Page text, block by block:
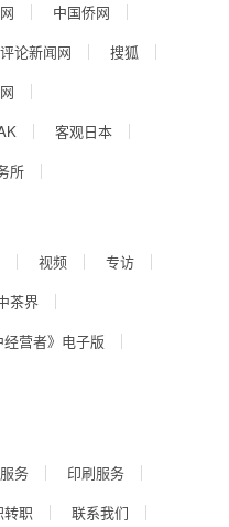
中国侨网
论新闻网
搜狐
客观日本
所
视频
专访
茶界
经营者》电子版
务
印刷服务
转职 联系我们